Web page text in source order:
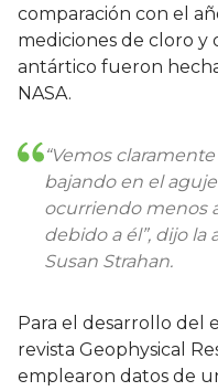
comparación con el
mediciones de cloro
antártico fueron
NASA.
“Vemos
bajando en el
ocurriendo menos
debido a él”, dijo
Susan Strahan.
Para el desarrollo del
revista Geophysical
emplearon datos de